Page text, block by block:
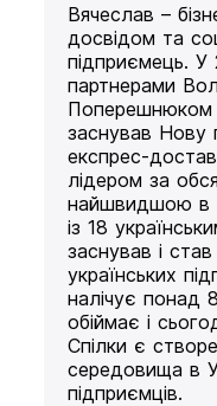
Вячеслав –
досвідом та
підприємець. У
партнерами
заснував
експрес-
лідером за
найшвидшою в
із 18
заснував і
українських
налічує понад
обіймає і
Спілки є
середовища в
підприємців.